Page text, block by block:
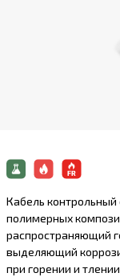
Кабель контрольный
полимерных
распространяющий
выделяющий
при горении и